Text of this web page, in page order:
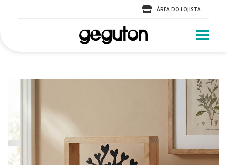
ÁREA DO LOJISTA